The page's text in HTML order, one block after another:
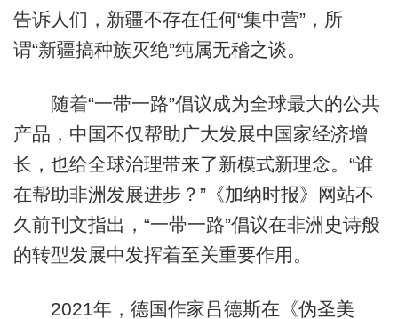
告诉人们，新疆不存在任何“集中营”，所
谓“新疆搞种族灭绝”纯属无稽之谈。
随着“一带一路”倡议成为全球最大的公共
产品，中国不仅帮助广大发展中国家经济增
长，也给全球治理带来了新模式新理念。“谁
在帮助非洲发展进步？”《加纳时报》网站不
久前刊文指出，“一带一路”倡议在非洲史诗般
的转型发展中发挥着至关重要作用。
2021年，德国作家吕德斯在《伪圣美